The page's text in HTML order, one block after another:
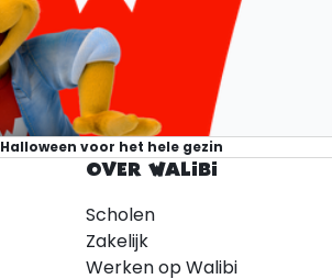
Halloween voor het hele gezin
OVER WALIBI
Scholen
Zakelijk
Werken op Walibi